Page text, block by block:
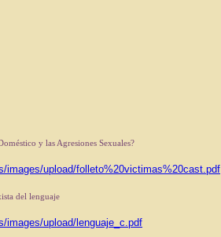
y las Agresiones Sexuales?
images/upload/folleto%20victimas%20cast.pdf
del lenguaje
images/upload/lenguaje_c.pdf